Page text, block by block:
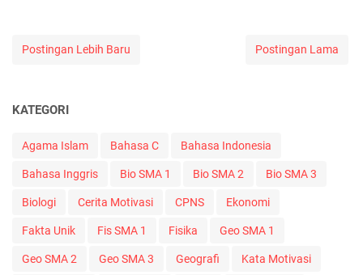
Postingan Lebih Baru Postingan Lama
KATEGORI
Agama Islam Bahasa C Bahasa Indonesia
Bahasa Inggris Bio SMA 1 Bio SMA 2 Bio SMA 3
Biologi Cerita Motivasi CPNS Ekonomi
Fakta Unik Fis SMA 1 Fisika Geo SMA 1
Geo SMA 2 Geo SMA 3 Geografi Kata Motivasi